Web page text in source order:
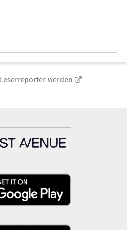
Leserreporter werden